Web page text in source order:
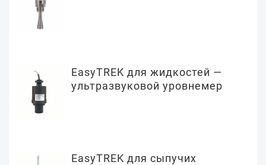
EasyTREK для жидкостей —
ультразвуковой уровнемер
EasyTREK для сыпучих